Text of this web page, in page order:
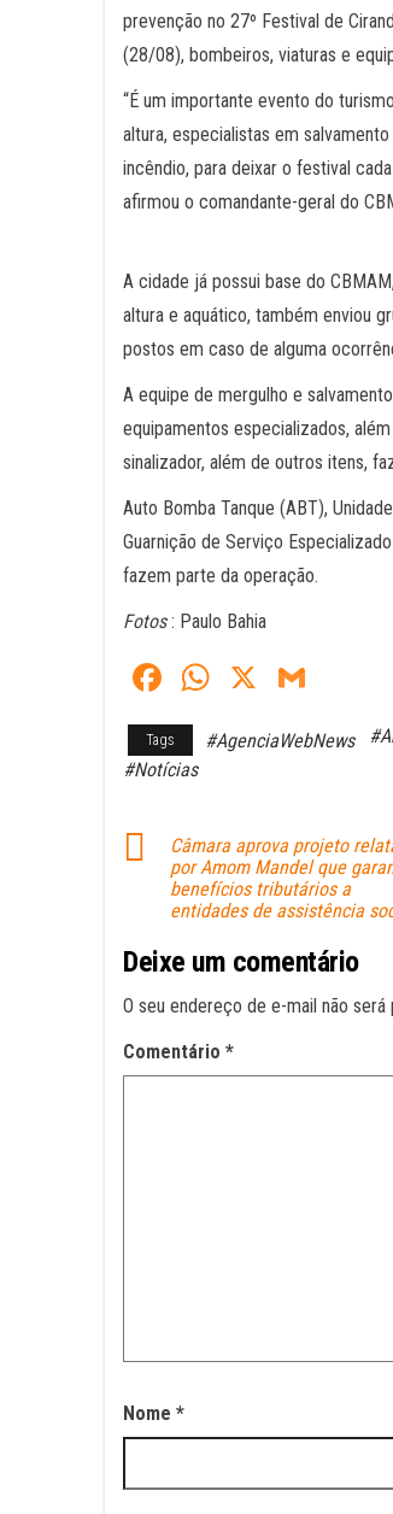
prevenção no 27º Festival de
(28/08), bombeiros, viaturas e
“É um importante evento do
altura, especialistas em
incêndio, para deixar o festival
afirmou o comandante-geral do
A cidade já possui base do
altura e aquático, também enviou
postos em caso de alguma
A equipe de mergulho e
equipamentos especializados,
sinalizador, além de outros itens,
Auto Bomba Tanque (ABT),
Guarnição de Serviço
fazem parte da operação.
Fotos: Paulo Bahia
Fa
ce
bo
ok
W
ts
pp
X
ail
Tags #AgenciaWebNews
#Notícias
Câmara aprova projeto
por Amom Mandel que
benefícios tributários a
entidades de assistência
Deixe um comentário
O seu endereço de e-mail não será
Comentário *
Nome *